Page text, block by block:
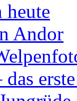
heute
Andor